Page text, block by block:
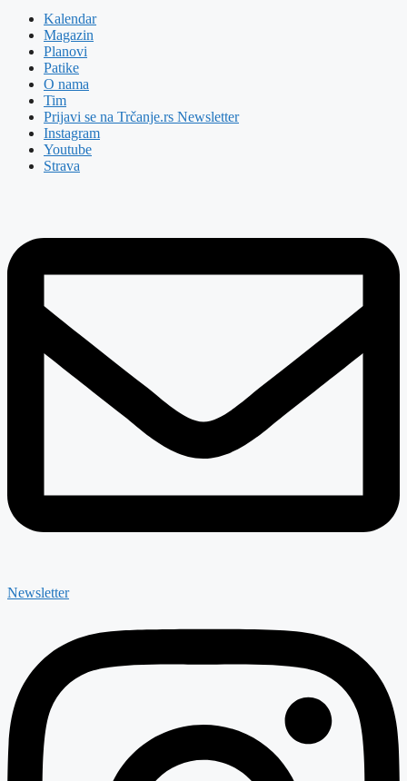
Kalendar
Magazin
Planovi
Patike
O nama
Tim
Prijavi se na Trčanje.rs Newsletter
Instagram
Youtube
Strava
Newsletter